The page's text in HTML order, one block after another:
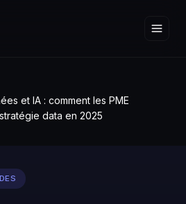
et IA : comment les PME
data en 2025